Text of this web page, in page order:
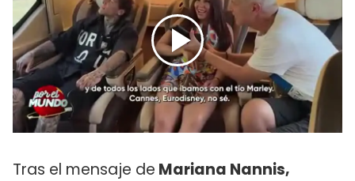
Tras el mensaje de Mariana Nannis,